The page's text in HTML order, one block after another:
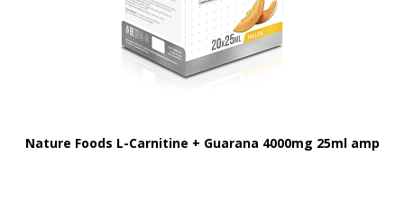
Nature Foods L-Carnitine + Guarana 4000mg 25ml amp